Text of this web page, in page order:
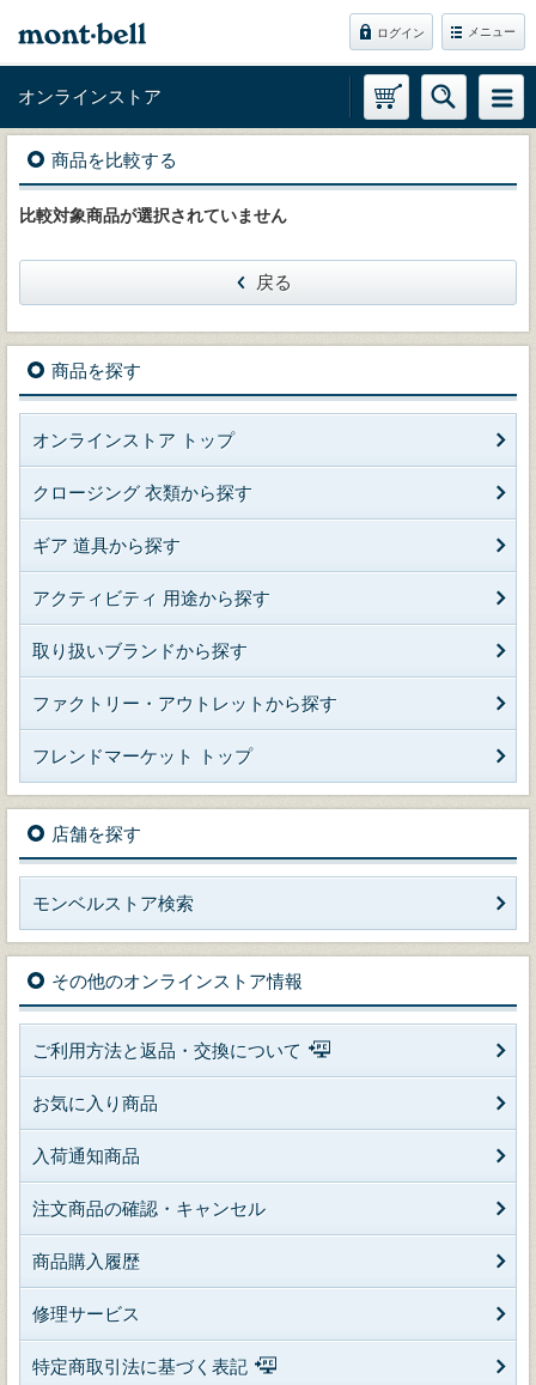
ログイン メニュー
オンラインストア
商品を比較する
比較対象商品が選択されていません
戻る
商品を探す
オンラインストア トップ
クロージング 衣類から探す
ギア 道具から探す
アクティビティ 用途から探す
取り扱いブランドから探す
ファクトリー・アウトレットから探す
フレンドマーケット トップ
店舗を探す
モンベルストア検索
その他のオンラインストア情報
ご利用方法と返品・交換について
お気に入り商品
入荷通知商品
注文商品の確認・キャンセル
商品購入履歴
修理サービス
特定商取引法に基づく表記